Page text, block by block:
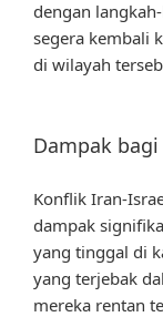
dengan
segera kembali
di wilayah
Dampak
Konflik Iran-
dampak
yang tinggal di
yang terjebak
mereka rentan